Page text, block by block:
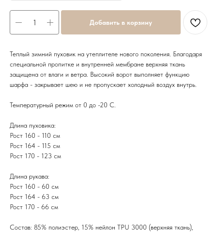
Добавить в корзину
Теплый зимний пуховик на утеплителе нового поколения. Благодаря
специальной пропитке и внутренней мембране верхняя ткань
защищена от влаги и ветра. Высокий ворот выполняет функцию
шарфа - закрывает шею и не пропускает холодный воздух внутрь.
Температурный режим от 0 до -20 С.
Длина пуховика:
Рост 160 - 110 см
Рост 164 - 115 см
Рост 170 - 123 см
Длина рукава:
Рост 160 - 60 см
Рост 164 - 63 см
Рост 170 - 66 см
Состав: 85% полиэстер, 15% нейлон TPU 3000 (верхняя ткань),